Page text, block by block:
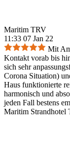
Maritim TRV
11:33 07 Jan 22
Mit
Kontakt vorab bis
sich sehr
Corona Situation)
Haus funktionierte
harmonisch und
jeden Fall bestens
Maritim Strandhotel